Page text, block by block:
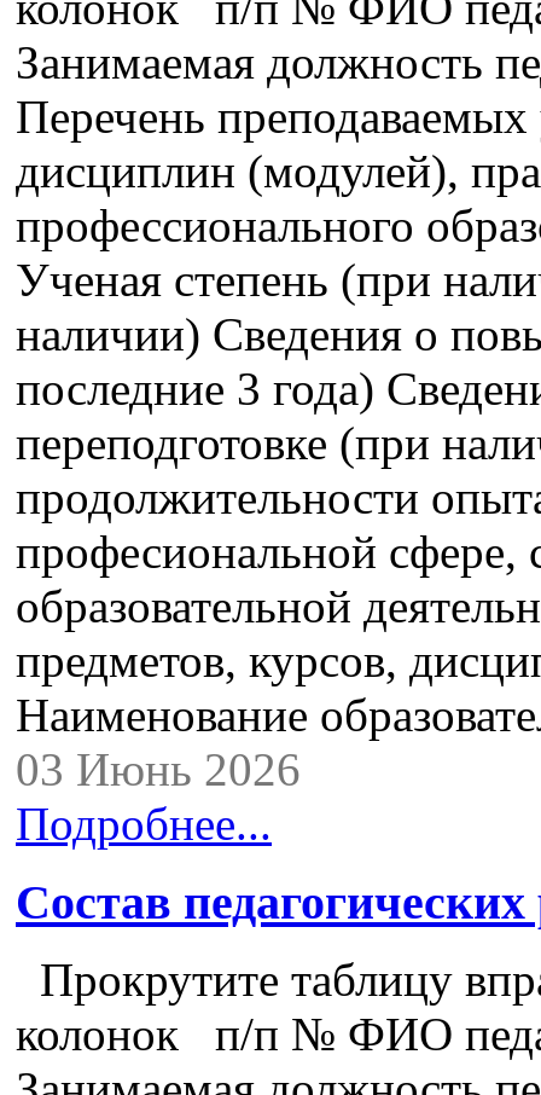
Занимаемая должность
Перечень
дисциплин (модулей),
профессионального
Ученая степень (при
наличии) Сведения о
последние 3 года)
переподготовке (при
продолжительности
професиональной сфере,
образовательной
предметов, курсов,
Наименование
03 Июнь 2026
Подробнее...
Состав
Прокрутите таблицу
колонок п/п № ФИО